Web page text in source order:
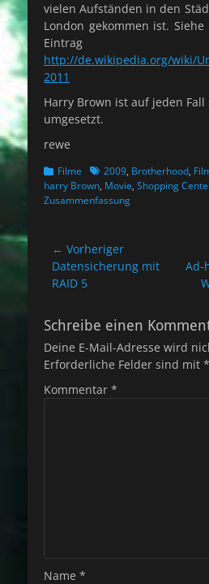
vielen Aufständen in den
London gekommen ist.
Eintrag
http://de.wikipedia.org/wiki/
2011
Harry Brown ist auf jeden
umgesetzt.
rewe
Kategorien
Filme Schlagworte
2009, Brotherhood,
harry Brown, Movie, Shopping
Zusammenfassung
Beitragsnavigation
← Vorheriger
Vorheriger
Beitrag:
Datensicherung mit
RAID 5
Ad-
Schreibe einen
Deine E-Mail-Adresse wird
Erforderliche Felder sind mit *
Kommentar *
Name *